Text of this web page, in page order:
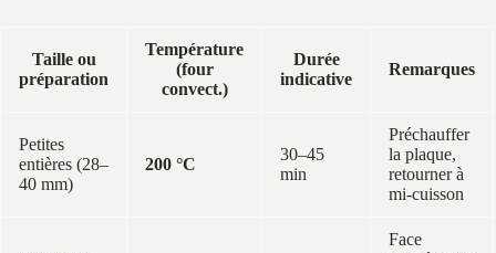
Taille ou
préparation
Température
(four
convect.)
Durée
indicative
Remarques
Petites
entières (28–
40 mm)
200 °C
30–45
min
Préchauffer
la plaque,
retourner à
mi-cuisson
Face